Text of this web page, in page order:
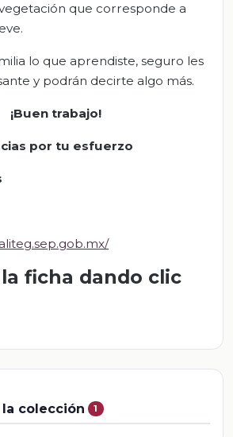
que corresponde a
lo que aprendiste, seguro les
y podrán decirte algo más.
¡Buen trabajo!
por tu esfuerzo
ficha dando clic
la colección 1